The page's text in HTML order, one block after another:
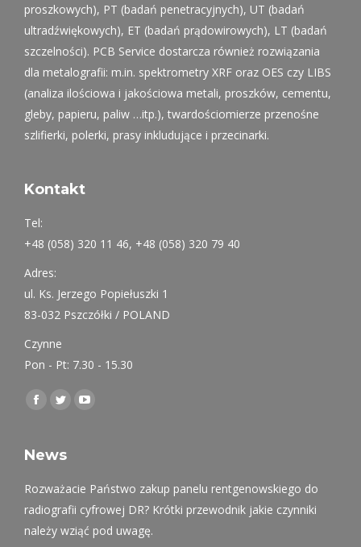
proszkowych), PT (badań penetracyjnych), UT (badań
ultradźwiękowych), ET (badań prądowirowych), LT (badań
szczelności). PCB Service dostarcza również rozwiązania
dla metalografii: m.in. spektrometry XRF oraz OES czy LIBS
(analiza ilościowa i jakościowa metali, proszków, cementu,
gleby, papieru, paliw …itp.), twardościomierze przenośne
szlifierki, polerki, prasy inkludujące i przecinarki.
Kontakt
Tel:
+48 (058) 320 11 46, +48 (058) 320 79 40
Adres:
ul. Ks. Jerzego Popiełuszki 1
83-032 Pszczółki / POLAND
Czynne
Pon - Pt: 7.30 - 15.30
Find us on:
Facebook
opens
new
window
Twitter
opens
new
window
YouTube
new
window
News
Rozważacie Państwo zakup panelu rentgenowskiego do
radiografii cyfrowej DR? Krótki przewodnik jakie czynniki
należy wziąć pod uwagę.